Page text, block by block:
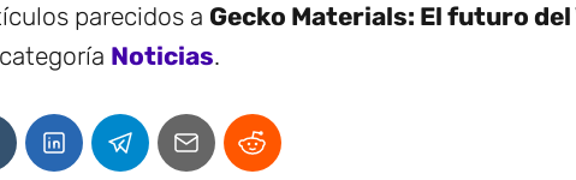
parecidos a Gecko Materials: El futuro
Noticias.